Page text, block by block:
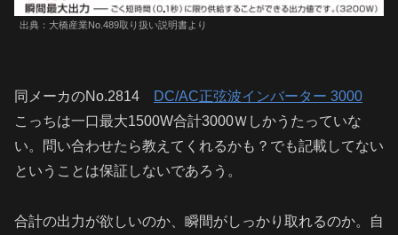
出典：大橋産業No.489取り扱い説明書より
同メーカのNo.2814
DC/AC正弦波インバーター 3000
こっちは一口最大1500W合計3000Ｗしかうたっていな
い。問い合わせたら教えてくれるかも？でも記載してない
ということは保証しないであろう。
合計の出力が欲しいのか、瞬間がしっかり取れるのか。自